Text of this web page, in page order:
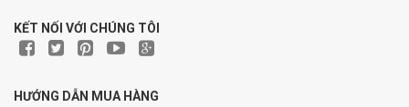
KẾT NỐI VỚI CHÚNG TÔI
HƯỚNG DẪN MUA HÀNG